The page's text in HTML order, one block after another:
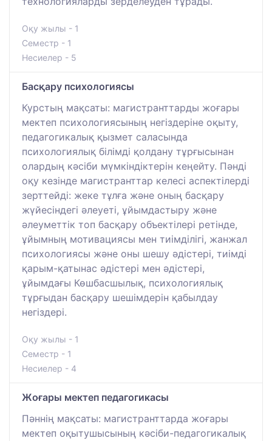
Оқу жылы - 1
Семестр - 1
Несиелер - 5
Басқару психологиясы
Курстың мақсаты: магистранттарды жоғары
мектеп психологиясының негіздеріне оқыту,
педагогикалық қызмет саласында
психологиялық білімді қолдану тұрғысынан
олардың кәсіби мүмкіндіктерін кеңейту. Пәнді
оқу кезінде магистранттар келесі аспектілерді
зерттейді: жеке тұлға және оның басқару
жүйесіндегі әлеуеті, ұйымдастыру және
әлеуметтік топ басқару объектілері ретінде,
ұйымның мотивациясы мен тиімділігі, жанжал
психологиясы және оны шешу әдістері, тиімді
қарым-қатынас әдістері мен әдістері,
ұйымдағы Көшбасшылық, психологиялық
тұрғыдан басқару шешімдерін қабылдау
негіздері.
Оқу жылы - 1
Семестр - 1
Несиелер - 4
Жоғары мектеп педагогикасы
Пәннің мақсаты: магистранттарда жоғары
мектеп оқытушысының кәсіби-педагогикалық